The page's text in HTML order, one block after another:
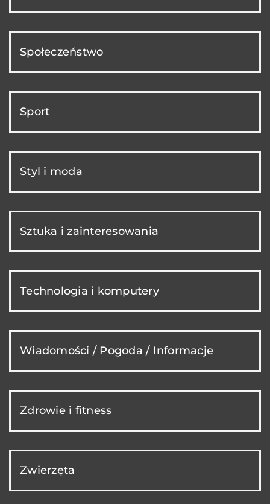
Społeczeństwo
Sport
Styl i moda
Sztuka i zainteresowania
Technologia i komputery
Wiadomości / Pogoda / Informacje
Zdrowie i fitness
Zwierzęta